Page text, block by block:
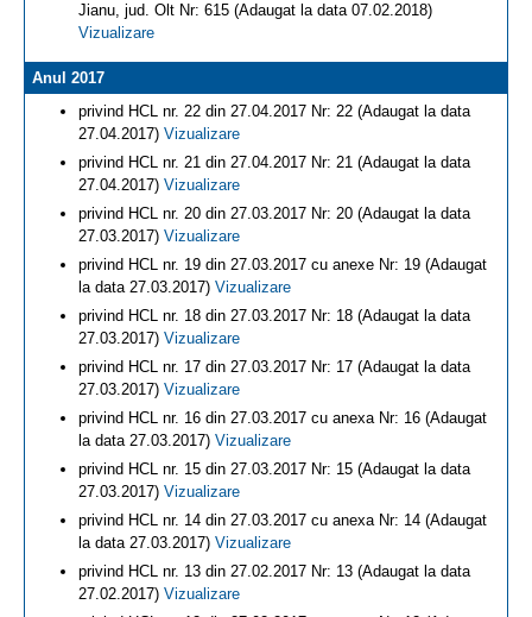
Jianu, jud. Olt Nr: 615 (Adaugat la data 07.02.2018)
Vizualizare
Anul 2017
privind HCL nr. 22 din 27.04.2017 Nr: 22 (Adaugat la data
27.04.2017) Vizualizare
privind HCL nr. 21 din 27.04.2017 Nr: 21 (Adaugat la data
27.04.2017) Vizualizare
privind HCL nr. 20 din 27.03.2017 Nr: 20 (Adaugat la data
27.03.2017) Vizualizare
privind HCL nr. 19 din 27.03.2017 cu anexe Nr: 19 (Adaugat
la data 27.03.2017) Vizualizare
privind HCL nr. 18 din 27.03.2017 Nr: 18 (Adaugat la data
27.03.2017) Vizualizare
privind HCL nr. 17 din 27.03.2017 Nr: 17 (Adaugat la data
27.03.2017) Vizualizare
privind HCL nr. 16 din 27.03.2017 cu anexa Nr: 16 (Adaugat
la data 27.03.2017) Vizualizare
privind HCL nr. 15 din 27.03.2017 Nr: 15 (Adaugat la data
27.03.2017) Vizualizare
privind HCL nr. 14 din 27.03.2017 cu anexa Nr: 14 (Adaugat
la data 27.03.2017) Vizualizare
privind HCL nr. 13 din 27.02.2017 Nr: 13 (Adaugat la data
27.02.2017) Vizualizare